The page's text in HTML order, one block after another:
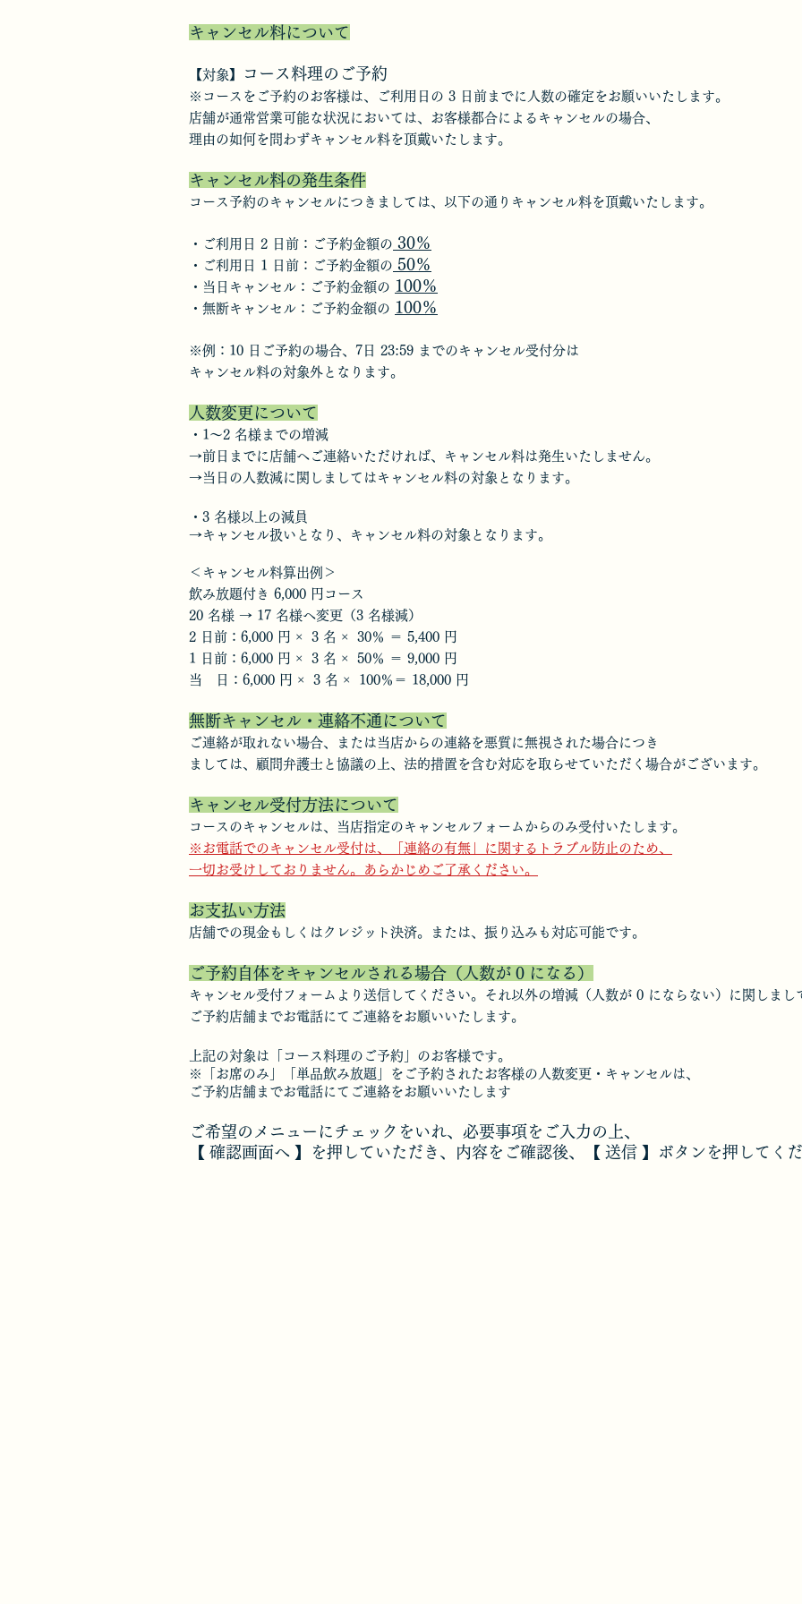
キャンセル料について
【対象】 コース料理のご予約
※コースをご予約のお客様は、ご利用日の 3 日前までに人数の確定をお願いいたします。
店舗が通常営業可能な状況においては、お客様都合によるキャンセルの場合、
理由の如何を問わずキャンセル料を頂戴いたします。
キャンセル料の発生条件
コース予約のキャンセルにつきましては、以下の通りキャンセル料を頂戴いたします。
・ご利用日 2 日前：ご予約金額の 30％
・ご利用日 1 日前：ご予約金額の 50％
・当日キャンセル：ご予約金額の 100％
・無断キャンセル：ご予約金額の 100％
※例：10 日ご予約の場合、7日 23:59 までのキャンセル受付分は
キャンセル料の対象外となります。
人数変更について
・1〜2 名様までの増減
→前日までに店舗へご連絡いただければ、キャンセル料は発生いたしません。
→当日の人数減に関しましてはキャンセル料の対象となります。
・3 名様以上の減員
→キャンセル扱いとなり、キャンセル料の対象となります。
＜キャンセル料算出例＞
飲み放題付き 6,000 円コース
20 名様 → 17 名様へ変更（3 名様減）
2 日前：6,000 円 × 3 名 × 30％ ＝ 5,400 円
1 日前：6,000 円 × 3 名 × 50％ ＝ 9,000 円
当 日：6,000 円 × 3 名 × 100％＝ 18,000 円
無断キャンセル・連絡不通について
ご連絡が取れない場合、または当店からの連絡を悪質に無視された場合につき
ましては、顧問弁護士と協議の上、法的措置を含む対応を取らせていただく場合がございます。
キャンセル受付方法について
コースのキャンセルは、当店指定のキャンセルフォームからのみ受付いたします。
※お電話でのキャンセル受付は、「連絡の有無」に関するトラブル防止のため、
一切お受けしておりません。あらかじめご了承ください。
お支払い方法
店舗での現金もしくはクレジット決済。または、振り込みも対応可能です。
ご予約自体をキャンセルされる場合（人数が 0 になる）
キャンセル受付フォームより送信してください。それ以外の増減（人数が 0 にならない）に関しまし
ご予約店舗までお電話にてご連絡をお願いいたします。
上記の対象は「コース料理のご予約」のお客様です。
※「お席のみ」「単品飲み放題」をご予約されたお客様の人数変更・キャンセルは、
ご予約店舗までお電話にてご連絡をお願いいたします
ご希望のメニューにチェックをいれ、必要事項をご入力の上、
【 確認画面へ 】を押していただき、内容をご確認後、【 送信 】ボタンを押してくだ